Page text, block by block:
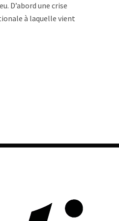
D’abord une crise
à laquelle vient